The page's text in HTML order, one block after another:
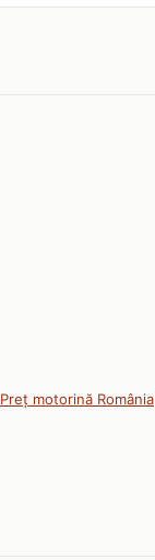
Preț motorină România